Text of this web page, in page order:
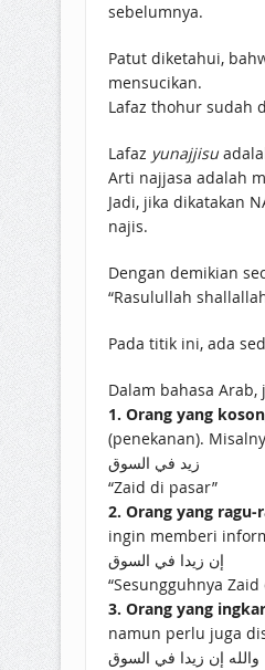
sebelumnya.
Patut diketahui,
mensucikan.
Lafaz thohur sudah
Lafaz yunajjisu
Arti najjasa adalah
Jadi, jika dikatakan
najis.
Dengan demikian
“Rasulullah
Pada titik ini, ada
Dalam bahasa
1. Orang yang
(penekanan).
زيد في السوق
“Zaid di pasar”
2. Orang yang ragu-
ingin memberi
إن زيدا في السوق
“Sesungguhnya Zaid
3. Orang yang ingkar
namun perlu juga
والله إن زيدا في السوق